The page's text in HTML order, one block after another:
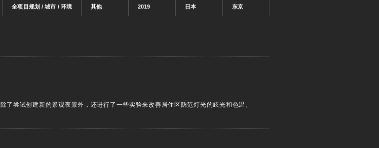
全项目规划 / 城市 / 环境 其他 2019 日本 东京
尝试创建新的景观夜景外，还进行了一些实验来改善居住区防范灯光的眩光和色温。